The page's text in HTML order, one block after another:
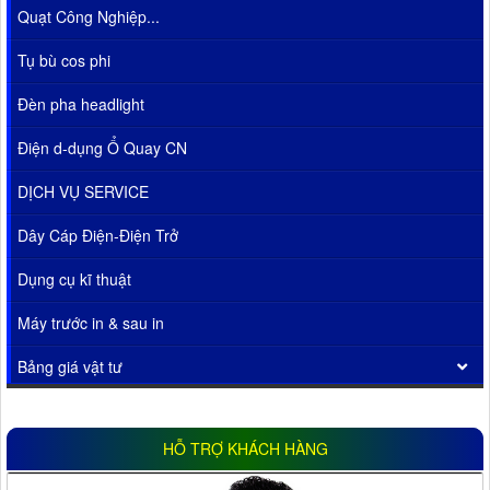
Quạt Công Nghiệp...
Tụ bù cos phi
Đèn pha headlight
Điện d-dụng Ổ Quay CN
DỊCH VỤ SERVICE
Dây Cáp Điện-Điện Trở
Dụng cụ kĩ thuật
Máy trước in & sau in
Bảng giá vật tư
HỖ TRỢ KHÁCH HÀNG